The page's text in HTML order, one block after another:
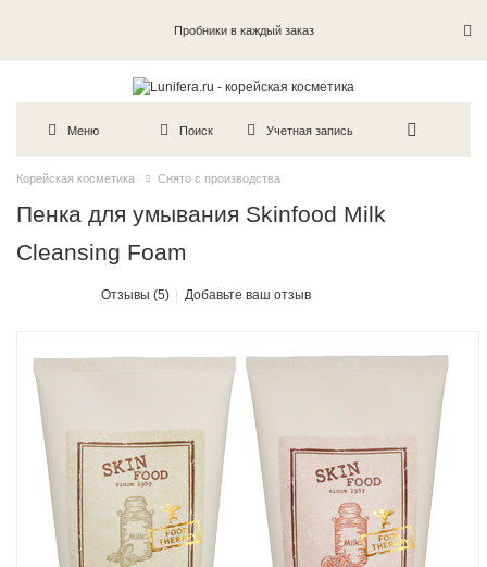
Пробники в каждый заказ
Меню Поиск Учетная запись
Корейская косметика Снято с производства
Пенка для умывания Skinfood Milk
Cleansing Foam
Отзывы (5) Добавьте ваш отзыв